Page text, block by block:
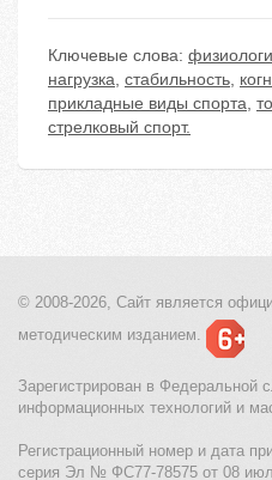
Ключевые слова:
нагрузка, стабильность,
прикладные виды спорта,
стрелковый спорт.
© 2008-2026, Сайт является
методическим изданием.
Зарегистрирован в Федеральной
информационных технологий и
Регистрационный номер и дата
серия Эл № ФС77-78575 от 08